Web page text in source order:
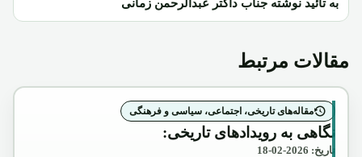
به تائید نوشته جناب داکتر عبدالرحمن زمانی
مقالات مرتبط
مقاله‌های تاریخی، اجتماعی، سیاسی و فرهنگی
نگاهی به رویدادهای تاریخی:
تاریخ: 2026-02-18